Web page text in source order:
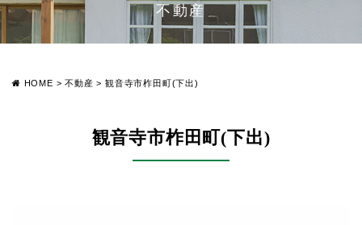
不動産
HOME >不動産 >観音寺市柞田町(下出)
観音寺市柞田町(下出)